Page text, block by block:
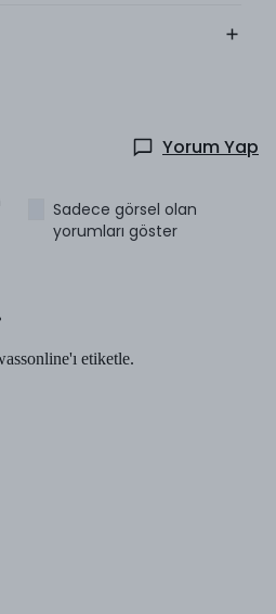
Yorum Yap
Sadece görsel olan
yorumları göster